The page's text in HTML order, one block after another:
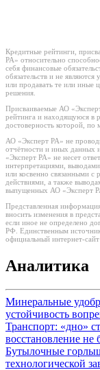
Кредитные рейтинги,
РА» относительно
себя финансовые
обязательств и не
или продавать те или иные
решения.
Присваиваемые АО
рейтинга и находящуюся в
достоверность которой,
АО «Эксперт РА» не
отчётности и иных данных
«Эксперт РА» не несет
интерпретациями,
или косвенно связанными
действиями, а также
выпущенных АО «Эксперт
Представленная
вносить изменения в
если иное не определено
РФ. Единственным
официальный интернет-
Аналитика
Минеральные
устойчивость
Транспорт: «дно»
восстановление не
Бутылочные
технологической